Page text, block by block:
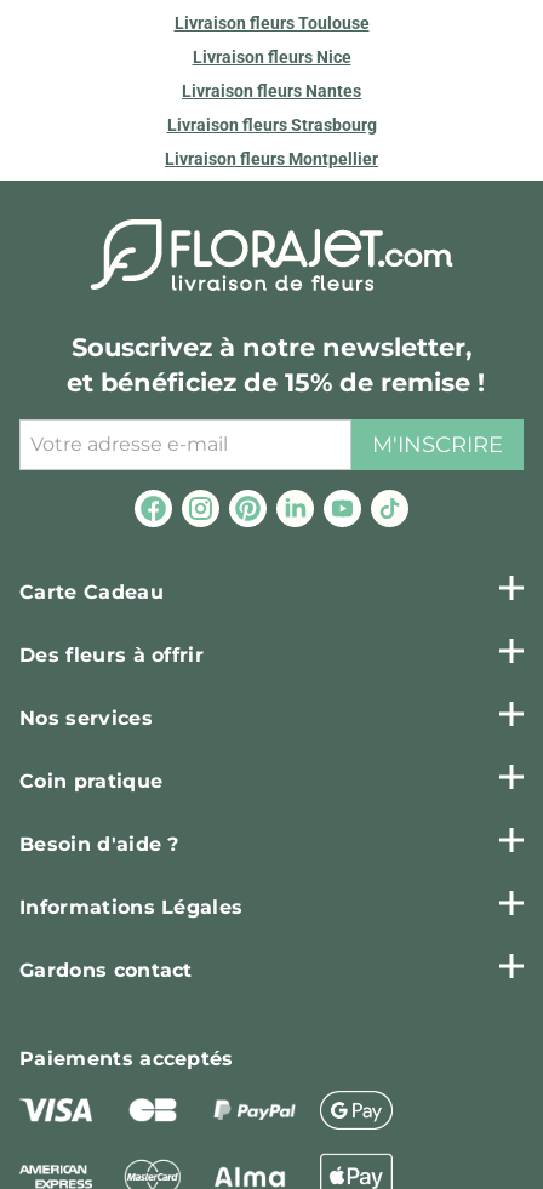
Livraison fleurs Toulouse
Livraison fleurs Nice
Livraison fleurs Nantes
Livraison fleurs Strasbourg
Livraison fleurs Montpellier
Souscrivez à notre newsletter,
et bénéficiez de 15% de remise !
M'INSCRIRE
Carte Cadeau
Des fleurs à offrir
Nos services
Coin pratique
Besoin d'aide ?
Informations Légales
Gardons contact
Paiementsacceptés